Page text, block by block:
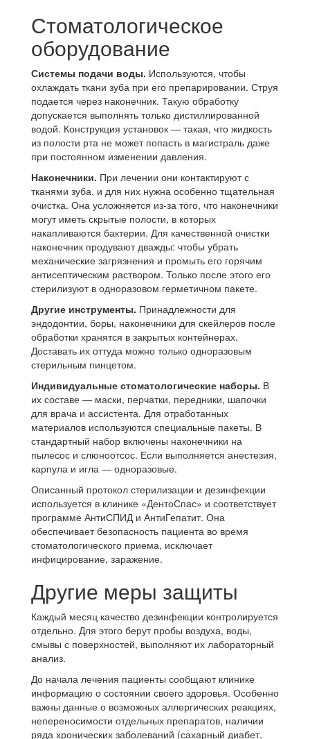
Стоматологическое
оборудование
Системы подачи воды. Используются, чтобы
охлаждать ткани зуба при его препарировании. Струя
подается через наконечник. Такую обработку
допускается выполнять только дистиллированной
водой. Конструкция установок — такая, что жидкость
из полости рта не может попасть в магистраль даже
при постоянном изменении давления.
Наконечники. При лечении они контактируют с
тканями зуба, и для них нужна особенно тщательная
очистка. Она усложняется из-за того, что наконечники
могут иметь скрытые полости, в которых
накапливаются бактерии. Для качественной очистки
наконечник продувают дважды: чтобы убрать
механические загрязнения и промыть его горячим
антисептическим раствором. Только после этого его
стерилизуют в одноразовом герметичном пакете.
Другие инструменты. Принадлежности для
эндодонтии, боры, наконечники для скейлеров после
обработки хранятся в закрытых контейнерах.
Доставать их оттуда можно только одноразовым
стерильным пинцетом.
Индивидуальные стоматологические наборы. В
их составе — маски, перчатки, передники, шапочки
для врача и ассистента. Для отработанных
материалов используются специальные пакеты. В
стандартный набор включены наконечники на
пылесос и слюноотсос. Если выполняется анестезия,
карпула и игла — одноразовые.
Описанный протокол стерилизации и дезинфекции
используется в клинике «ДентоСпас» и соответствует
программе АнтиСПИД и АнтиГепатит. Она
обеспечивает безопасность пациента во время
стоматологического приема, исключает
инфицирование, заражение.
Другие меры защиты
Каждый месяц качество дезинфекции контролируется
отдельно. Для этого берут пробы воздуха, воды,
смывы с поверхностей, выполняют их лабораторный
анализ.
До начала лечения пациенты сообщают клинике
информацию о состоянии своего здоровья. Особенно
важны данные о возможных аллергических реакциях,
непереносимости отдельных препаратов, наличии
ряда хронических заболеваний (сахарный диабет,